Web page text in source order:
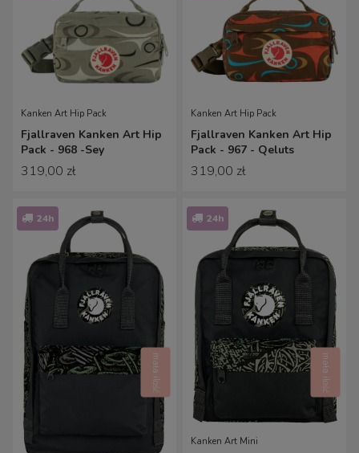
Kanken Art Hip Pack
Fjallraven Kanken Art Hip
Pack - 968 -Sey
319,00 zł
Kanken Art Hip Pack
Fjallraven Kanken Art Hip
Pack - 967 - Qeluts
319,00 zł
24h
mała ilość
24h
mała ilość
Kanken Art Mini